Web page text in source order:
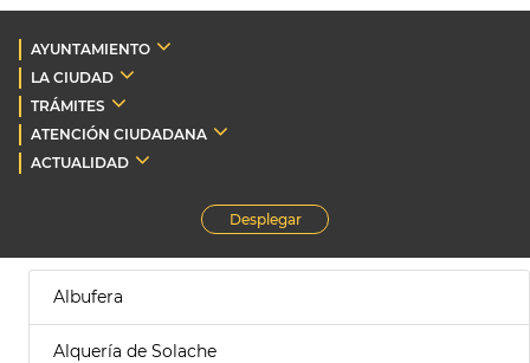
AYUNTAMIENTO
LA CIUDAD
TRÁMITES
ATENCIÓN CIUDADANA
ACTUALIDAD
Desplegar
Albufera
Alquería de Solache